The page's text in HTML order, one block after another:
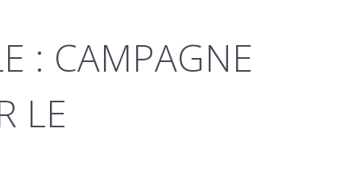
: CAMPAGNE
LE